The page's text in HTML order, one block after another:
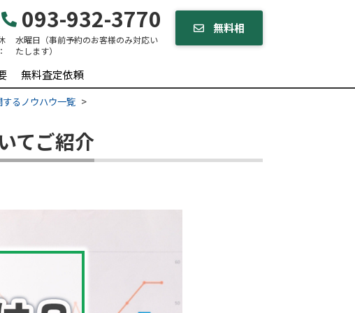
093-932-3770
水曜日（事前予約のお客様のみ対応い
たします）
無料相
無料査定依頼
るノウハウ一覧
てご紹介